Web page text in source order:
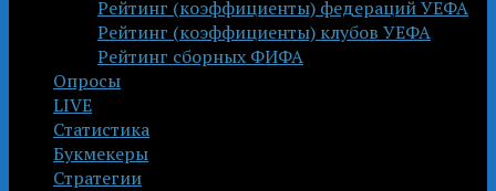
Рейтинг (коэффициенты) федераций УЕФА
Рейтинг (коэффициенты) клубов УЕФА
Рейтинг сборных ФИФА
Опросы
LIVE
Статистика
Букмекеры
Стратегии